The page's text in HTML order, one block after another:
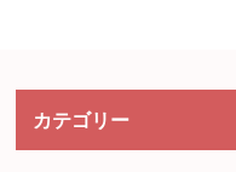
カテゴリー